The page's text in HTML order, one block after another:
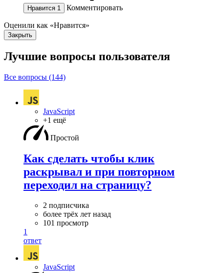
Нравится 1 Комментировать
Оценили как «Нравится»
Закрыть
Лучшие вопросы пользователя
Все вопросы (144)
JavaScript
+1 ещё
Простой
Как сделать чтобы клик
раскрывал и при повторном
переходил на страницу?
2 подписчика
более трёх лет назад
101 просмотр
1
ответ
JavaScript